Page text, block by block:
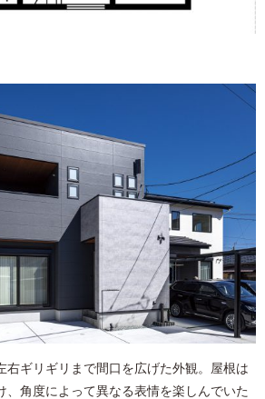
右ギリギリまで間口を広げた外観。屋根は
、角度によって異なる表情を楽しんでいた